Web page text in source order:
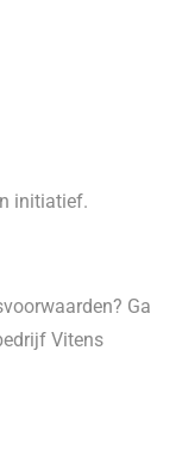
initiatief.
Ga
Vitens